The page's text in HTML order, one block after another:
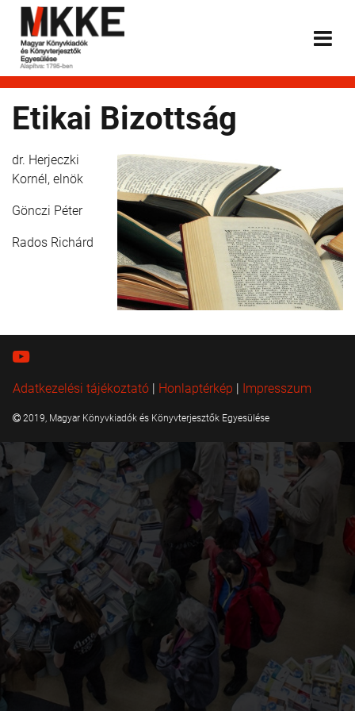
Etikai Bizottság
dr. Herjeczki
Kornél, elnök
Gönczi Péter
Rados Richárd
Adatkezelési tájékoztató | Honlaptérkép | Impresszum
2019, Magyar Könyvkiadók és Könyvterjesztők Egyesülése